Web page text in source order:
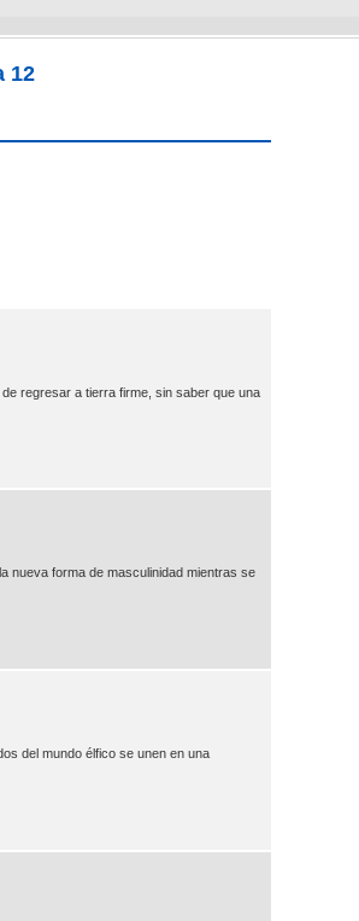
12
regresar a tierra firme, sin saber que una
nueva forma de masculinidad mientras se
del mundo élfico se unen en una